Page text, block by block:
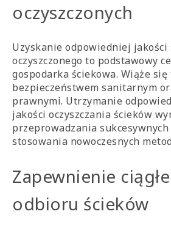
oczyszczonych
Uzyskanie odpowiedniej jakości
oczyszczonego to podstawowy
gospodarka ściekowa. Wiąże
bezpieczeństwem sanitarnym
prawnymi. Utrzymanie
jakości oczyszczania ścieków
przeprowadzania
stosowania nowoczesnych
Zapewnienie
odbioru ścieków